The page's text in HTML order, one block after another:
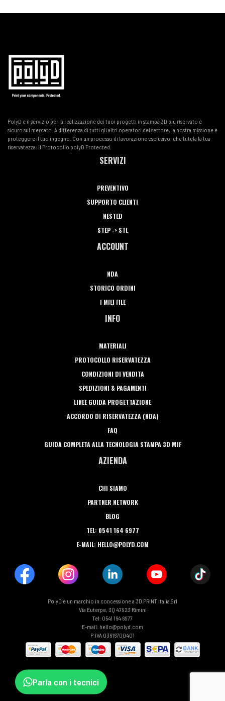
PolyD è il servizio per la realizzazione dei tuoi progetti in stampa 3D più riservato e
sicuro sul mercato. A differenza di tutti gli altri operatori del settore, la nostra missione è
proteggere il tuo ingegno. Con un processo di lavorazione esclusivo, che tutela la tua
riservatezza: il Protocollo polyD Protected.
SERVIZI
PREVENTIVO
SUPPORTO CLIENTI
NESTED
STEP -> STL
ACCOUNT
NDA
STORICO ORDINI
I MIEI FILE
INFO
MATERIALI
PROTOCOLLO RISERVATEZZA
CONDIZIONI DI VENDITA
SPEDIZIONI & PAGAMENTI
LINEE GUIDA PROGETTAZIONE
ACCORDO DI RISERVATEZZA (NDA)
FAQ
GUIDA COMPLETA ALLA TECNOLOGIA STAMPA 3D MJF
AZIENDA
CHI SIAMO
PARTNER NETWORK
BLOG
TEL: 0541 164 6977
E-MAIL: HELLO@POLYD.COM
PolyD è un marchio in concessione a 3D PRINT Italia Srl
Via Euterpe, 3Q 47923 Rimini
Tel: 0541 164 6977
E-mail: hello@polyd.com
P.IVA 03616700401
Parla con i tecnici